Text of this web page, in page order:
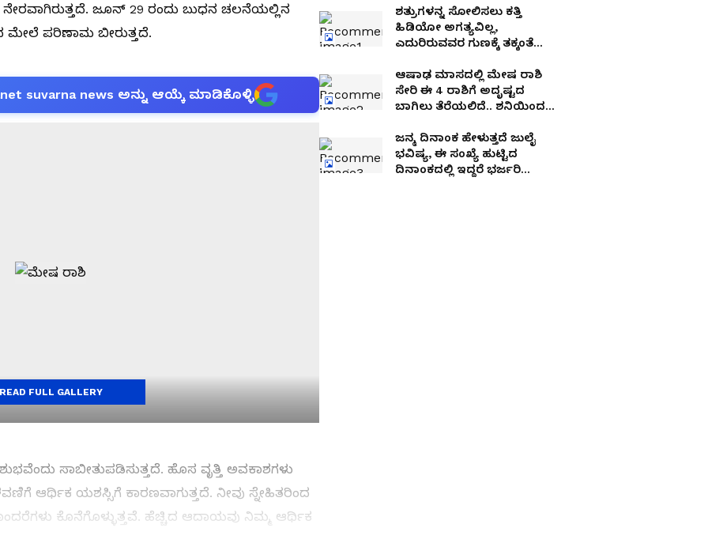
ಜೂನ್ 29 ರಂದು ಬುಧನ ಚಲನೆಯಲ್ಲಿನ
ಮೇಲೆ ಪರಿಣಾಮ ಬೀರುತ್ತದೆ.
suvarna news ಅನ್ನು ಆಯ್ಕೆ ಮಾಡಿಕೊಳ್ಳಿ
ಸಾಬೀತುಪಡಿಸುತ್ತದೆ. ಹೊಸ ವೃತ್ತಿ ಅವಕಾಶಗಳು
ಆರ್ಥಿಕ ಯಶಸ್ಸಿಗೆ ಕಾರಣವಾಗುತ್ತದೆ. ನೀವು ಸ್ನೇಹಿತರಿಂದ
ಕೊನೆಗೊಳ್ಳುತ್ತವೆ. ಹೆಚ್ಚಿದ ಆದಾಯವು ನಿಮ್ಮ ಆರ್ಥಿಕ
FULL GALLERY
ಶತ್ರುಗಳನ್ನ ಸೋಲಿಸಲು ಕತ್ತಿ
ಹಿಡಿಯೋ ಅಗತ್ಯವಿಲ್ಲ,
ಎದುರಿರುವವರ ಗುಣಕ್ಕೆ ತಕ್ಕಂತೆ
ಆಷಾಢ ಮಾಸದಲ್ಲಿ ಮೇಷ ರಾಶಿ
ಸೇರಿ ಈ 4 ರಾಶಿಗೆ ಅದೃಷ್ಟದ
ಬಾಗಿಲು ತೆರೆಯಲಿದೆ.. ಶನಿಯಿಂದ
ಜನ್ಮ ದಿನಾಂಕ ಹೇಳುತ್ತದೆ ಜುಲೈ
ಭವಿಷ್ಯ, ಈ ಸಂಖ್ಯೆ ಹುಟ್ಟಿದ
ದಿನಾಂಕದಲ್ಲಿ ಇದ್ದರೆ ಭರ್ಜರಿ